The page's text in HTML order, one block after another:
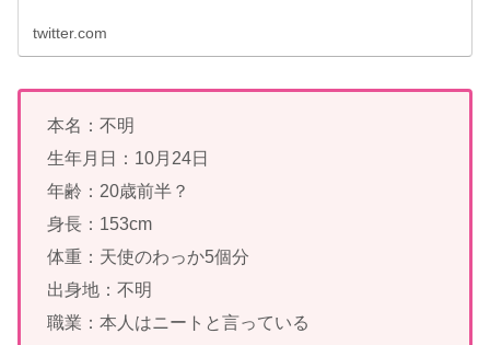
twitter.com
本名：不明
生年月日：10月24日
年齢：20歳前半？
身長：153cm
体重：天使のわっか5個分
出身地：不明
職業：本人はニートと言っている